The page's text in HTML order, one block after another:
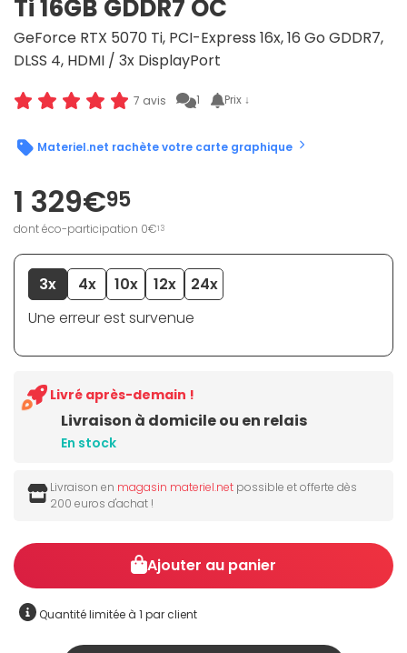
Ti 16GB GDDR7 OC
GeForce RTX 5070 Ti, PCI-Express 16x, 16 Go GDDR7,
DLSS 4, HDMI / 3x DisplayPort
7 avis 1 Prix ↓
Materiel.net rachète votre carte graphique
1 329€95
dont éco-participation 0€13
3x 4x 10x 12x
24x
Une erreur est survenue
Livraison à domicile ou en relais
En stock
Livré après-demain !
Livraison en magasin materiel.net possible et offerte dès
200 euros d'achat !
Ajouter au panier
Quantité limitée à 1 par client